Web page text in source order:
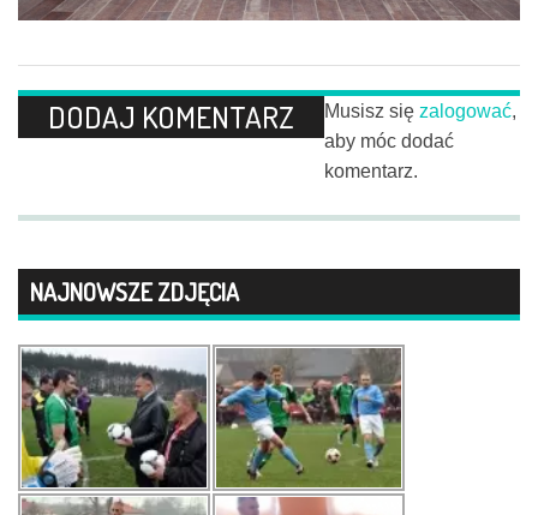
DODAJ KOMENTARZ Musisz się zalogować,
aby móc dodać
komentarz.
NAJNOWSZE ZDJĘCIA